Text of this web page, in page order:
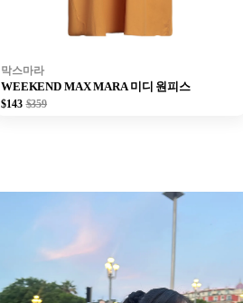
막스마라
WEEKEND MAX MARA 미디 원피스
$143 $359